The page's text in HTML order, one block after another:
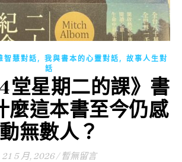
智慧對話, 我與書本的心靈對話, 故事人生對
話
堂星期二的課》書
麼這本書至今仍感
動無數人？
21 5 月, 2026 / 暫無留言